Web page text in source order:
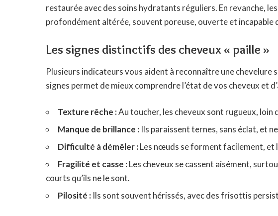
restaurée avec des soins hydratants réguliers. En revanche,
profondément altérée, souvent poreuse, ouverte et incapable
Les signes distinctifs des cheveux « paille »
Plusieurs indicateurs vous aident à reconnaître une chevelure
signes permet de mieux comprendre l’état de vos cheveux et
Texture rêche :Au toucher, les cheveux sont rugueux, loin
Manque de brillance : Ils paraissent ternes, sans éclat, et
Difficulté à démêler :Les nœuds se forment facilement, et
Fragilité et casse :Les cheveux se cassent aisément,
courts qu’ils ne le sont.
Pilosité : Ils sont souvent hérissés, avec des frisottis